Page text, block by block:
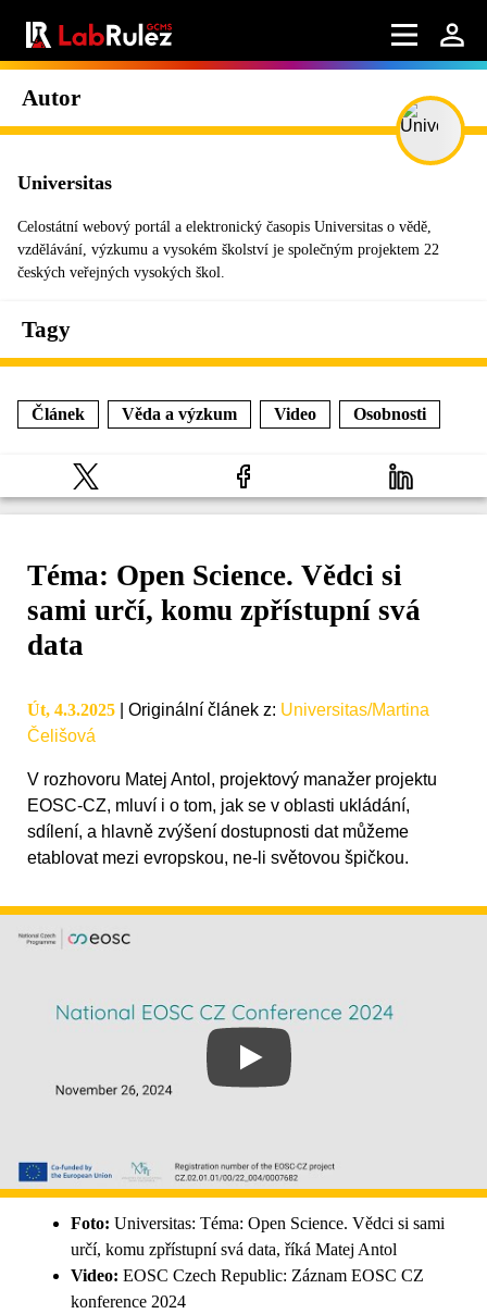
Autor
Universitas
Celostátní webový portál a elektronický časopis Universitas o vědě,
vzdělávání, výzkumu a vysokém školství je společným projektem 22
českých veřejných vysokých škol.
Tagy
Článek Věda a výzkum Video Osobnosti
Téma: Open Science. Vědci si
sami určí, komu zpřístupní svá
data
Út, 4.3.2025 Originální článek z: Universitas/Martina
Čelišová
V rozhovoru Matej Antol, projektový manažer projektu
EOSC-CZ, mluví i o tom, jak se v oblasti ukládání,
sdílení, a hlavně zvýšení dostupnosti dat můžeme
etablovat mezi evropskou, ne-li světovou špičkou.
Foto: Universitas: Téma: Open Science. Vědci si sami
určí, komu zpřístupní svá data, říká Matej Antol
Video: EOSC Czech Republic: Záznam EOSC CZ
konference 2024